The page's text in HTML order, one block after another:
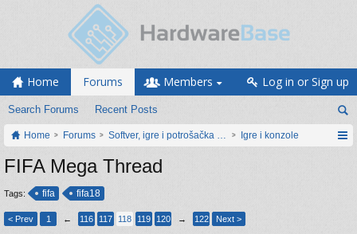
Home Forums
Search Forums Recent Posts
Members Log in or Sign up
Home Forums Softver, igre i potrošačka elektronikaIgre i konzole
FIFA Mega Thread
Tags: fifa fifa18
< Prev 1 ← 116 117 118 119 120 → 122 Next >